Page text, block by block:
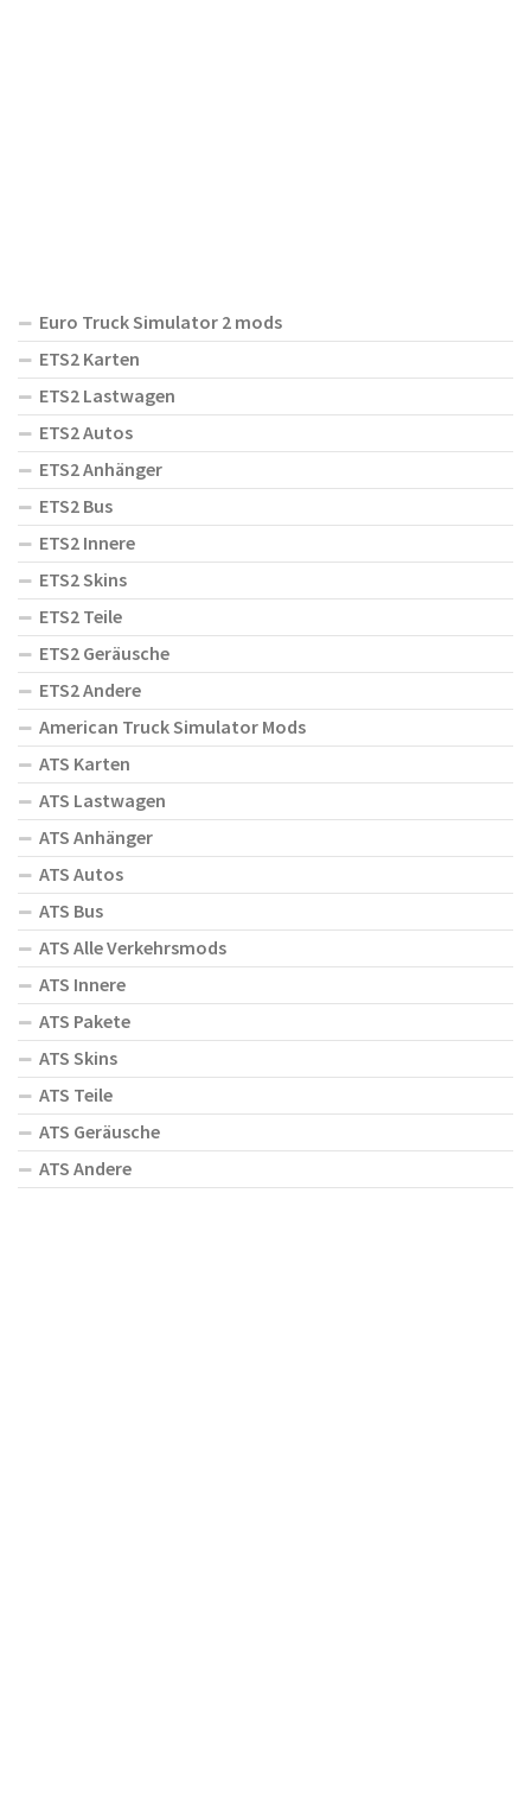
Euro Truck Simulator 2 mods
ETS2 Karten
ETS2 Lastwagen
ETS2 Autos
ETS2 Anhänger
ETS2 Bus
ETS2 Innere
ETS2 Skins
ETS2 Teile
ETS2 Geräusche
ETS2 Andere
American Truck Simulator Mods
ATS Karten
ATS Lastwagen
ATS Anhänger
ATS Autos
ATS Bus
ATS Alle Verkehrsmods
ATS Innere
ATS Pakete
ATS Skins
ATS Teile
ATS Geräusche
ATS Andere